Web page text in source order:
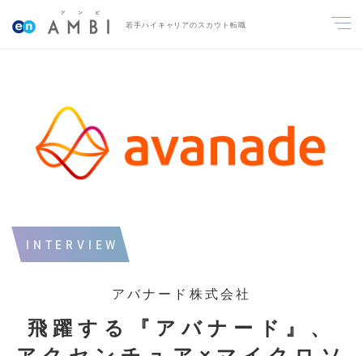
若手ハイキャリアのスカウト転職
INTERVIEW
アバナード株式会社
飛躍する『アバナード』、